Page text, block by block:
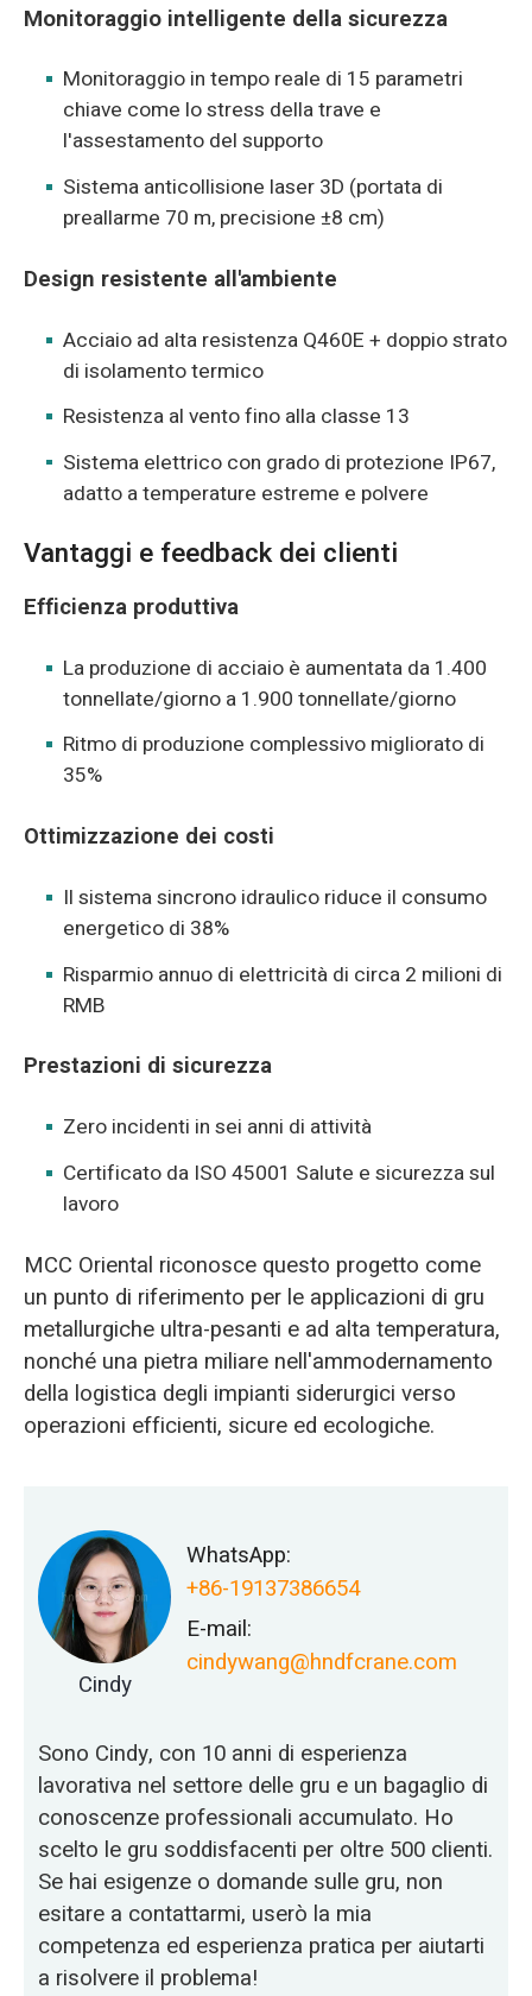
Monitoraggio intelligente della sicurezza
Monitoraggio in tempo reale di 15 parametri
chiave come lo stress della trave e
l'assestamento del supporto
Sistema anticollisione laser 3D (portata di
preallarme 70 m, precisione ±8 cm)
Design resistente all'ambiente
Acciaio ad alta resistenza Q460E + doppio strato
di isolamento termico
Resistenza al vento fino alla classe 13
Sistema elettrico con grado di protezione IP67,
adatto a temperature estreme e polvere
Vantaggi e feedback dei clienti
Efficienza produttiva
La produzione di acciaio è aumentata da 1.400
tonnellate/giorno a 1.900 tonnellate/giorno
Ritmo di produzione complessivo migliorato di
35%
Ottimizzazione dei costi
Il sistema sincrono idraulico riduce il consumo
energetico di 38%
Risparmio annuo di elettricità di circa 2 milioni di
RMB
Prestazioni di sicurezza
Zero incidenti in sei anni di attività
Certificato da ISO 45001 Salute e sicurezza sul
lavoro
MCC Oriental riconosce questo progetto come
un punto di riferimento per le applicazioni di gru
metallurgiche ultra-pesanti e ad alta temperatura,
nonché una pietra miliare nell'ammodernamento
della logistica degli impianti siderurgici verso
operazioni efficienti, sicure ed ecologiche.
Cindy
WhatsApp:
+86-19137386654
E-mail:
cindywang@hndfcrane.com
Sono Cindy, con 10 anni di esperienza
lavorativa nel settore delle gru e un bagaglio di
conoscenze professionali accumulato. Ho
scelto le gru soddisfacenti per oltre 500 clienti.
Se hai esigenze o domande sulle gru, non
esitare a contattarmi, userò la mia
competenza ed esperienza pratica per aiutarti
a risolvere il problema!